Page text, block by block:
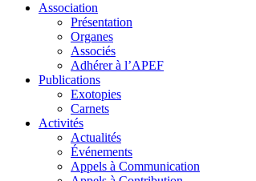
Association
Présentation
Organes
Associés
Adhérer à l’APEF
Publications
Exotopies
Carnets
Activités
Actualités
Événements
Appels à Communication